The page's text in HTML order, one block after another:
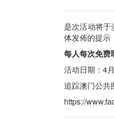
是次活动将
体发佈的提示
每人每次免费
活动日期：4
追踪澳门公共
https://